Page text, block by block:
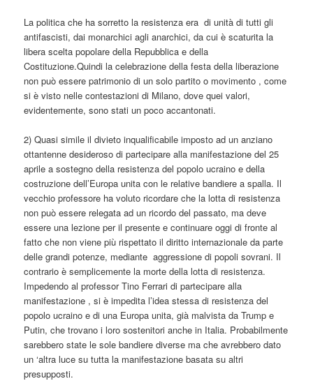
La politica che ha sorretto la resistenza era di unità di tutti gli
antifascisti, dai monarchici agli anarchici, da cui è scaturita la
libera scelta popolare della Repubblica e della
Costituzione.Quindi la celebrazione della festa della liberazione
non può essere patrimonio di un solo partito o movimento , come
si è visto nelle contestazioni di Milano, dove quei valori,
evidentemente, sono stati un poco accantonati.
2) Quasi simile il divieto inqualificabile imposto ad un anziano
ottantenne desideroso di partecipare alla manifestazione del 25
aprile a sostegno della resistenza del popolo ucraino e della
costruzione dell’Europa unita con le relative bandiere a spalla. Il
vecchio professore ha voluto ricordare che la lotta di resistenza
non può essere relegata ad un ricordo del passato, ma deve
essere una lezione per il presente e continuare oggi di fronte al
fatto che non viene più rispettato il diritto internazionale da parte
delle grandi potenze, mediante aggressione di popoli sovrani. Il
contrario è semplicemente la morte della lotta di resistenza.
Impedendo al professor Tino Ferrari di partecipare alla
manifestazione , si è impedita l’idea stessa di resistenza del
popolo ucraino e di una Europa unita, già malvista da Trump e
Putin, che trovano i loro sostenitori anche in Italia. Probabilmente
sarebbero state le sole bandiere diverse ma che avrebbero dato
un ‘altra luce su tutta la manifestazione basata su altri
presupposti.